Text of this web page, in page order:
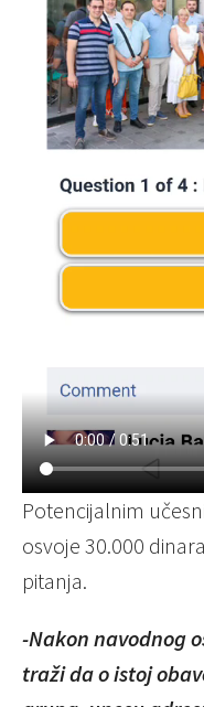
Potencijalnim
osvoje 30.000
pitanja.
-Nakon navodnog
traži da o istoj